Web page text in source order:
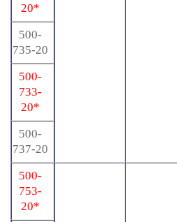
20*
500-
735-20
500-
733-
20*
500-
737-20
500-
753-
20*